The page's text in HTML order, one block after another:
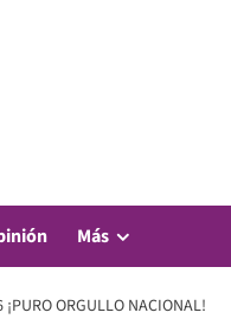
Más
ORGULLO NACIONAL!